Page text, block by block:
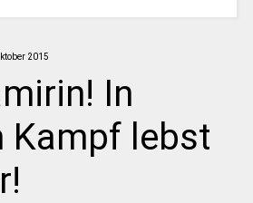
2015
In
Kampf lebst